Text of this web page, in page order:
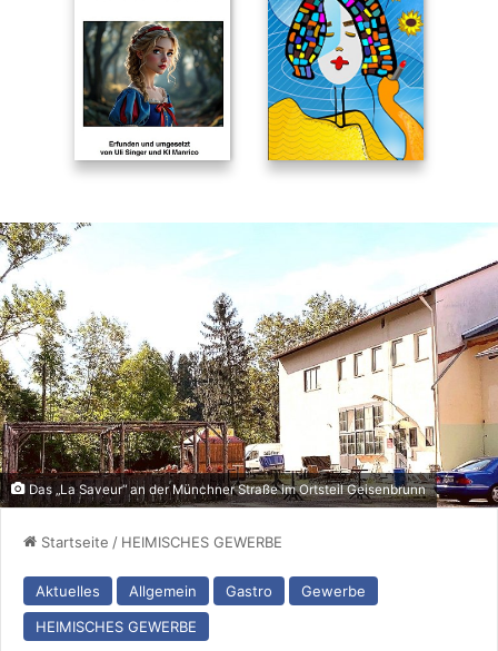
Das „La Saveur“ an der Münchner Straße im Ortsteil Geisenbrunn
Startseite / HEIMISCHES GEWERBE
Aktuelles Allgemein Gastro
Gewerbe
HEIMISCHES GEWERBE